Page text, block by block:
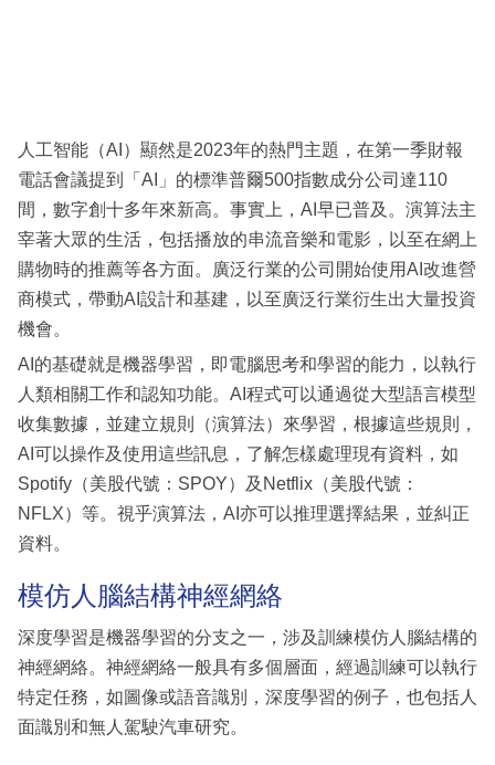
閱
專
區
人工智能（AI）顯然是2023年的熱門主題，在第一季財報
電話會議提到「AI」的標準普爾500指數成分公司達110
間，數字創十多年來新高。事實上，AI早已普及。演算法主
宰著大眾的生活，包括播放的串流音樂和電影，以至在網上
購物時的推薦等各方面。廣泛行業的公司開始使用AI改進營
商模式，帶動AI設計和基建，以至廣泛行業衍生出大量投資
機會。
AI的基礎就是機器學習，即電腦思考和學習的能力，以執行
人類相關工作和認知功能。AI程式可以通過從大型語言模型
收集數據，並建立規則（演算法）來學習，根據這些規則，
AI可以操作及使用這些訊息，了解怎樣處理現有資料，如
Spotify（美股代號：SPOY）及Netflix（美股代號：
NFLX）等。視乎演算法，AI亦可以推理選擇結果，並糾正
資料。
模仿人腦結構神經網絡
深度學習是機器學習的分支之一，涉及訓練模仿人腦結構的
神經網絡。神經網絡一般具有多個層面，經過訓練可以執行
特定任務，如圖像或語音識別，深度學習的例子，也包括人
面識別和無人駕駛汽車研究。